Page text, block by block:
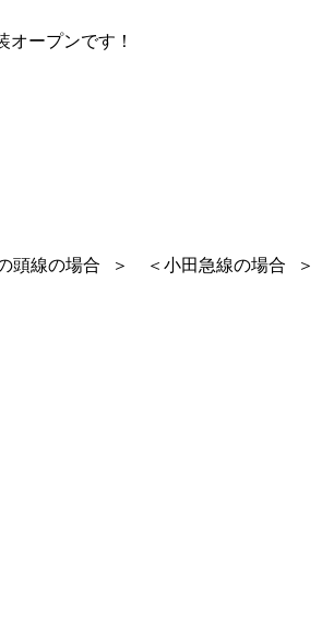
ープンです！
の頭線の場合 ＞ ＜小田急線の場合 ＞